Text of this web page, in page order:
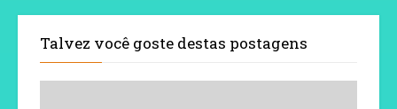
Talvez você goste destas postagens